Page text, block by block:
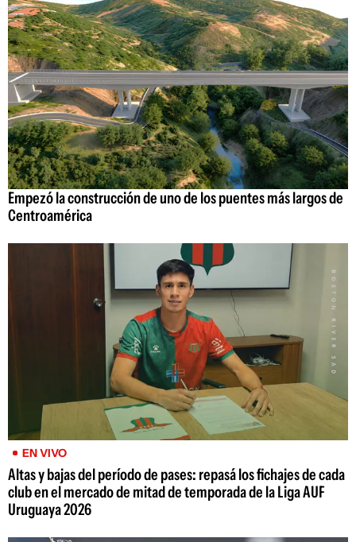
Empezó la construcción de uno de los puentes más largos de
Centroamérica
EN VIVO
Altas y bajas del período de pases: repasá los fichajes de cada
club en el mercado de mitad de temporada de la Liga AUF
Uruguaya 2026